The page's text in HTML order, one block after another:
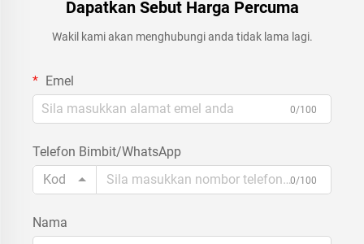
Dapatkan Sebut Harga Percuma
Wakil kami akan menghubungi anda tidak lama lagi.
Emel
0/100
Telefon Bimbit/WhatsApp
Kod
0/100
Nama